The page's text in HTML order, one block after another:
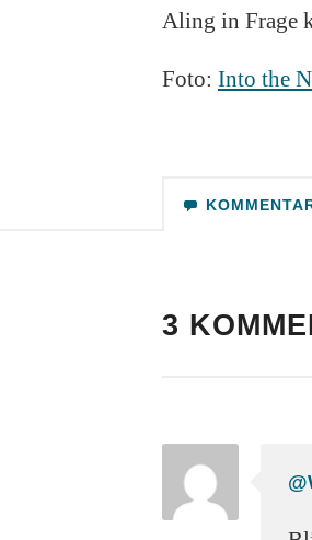
Aling in Frage
Foto: Into the
3